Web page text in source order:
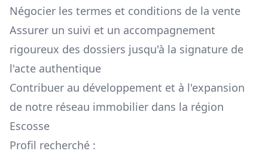
Négocier les termes et conditions de la vente
Assurer un suivi et un accompagnement
rigoureux des dossiers jusqu'à la signature de
l'acte authentique
Contribuer au développement et à l'expansion
de notre réseau immobilier dans la région
Escosse
Profil recherché :